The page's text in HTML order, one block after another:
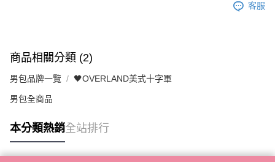
客服
商品相關分類 (2)
男包品牌一覽 🖤OVERLAND美式十字軍
男包全商品
本分類熱銷全站排行